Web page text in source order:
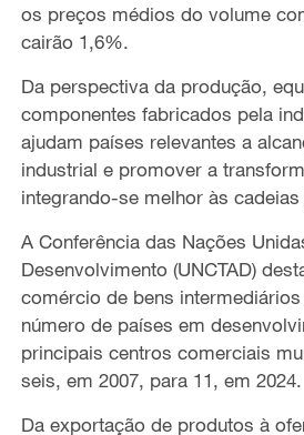
os preços médios do volume
cairão 1,6%.
Da perspectiva da produção,
componentes fabricados pela
ajudam países relevantes a
industrial e promover a
integrando-se melhor às
A Conferência das Nações
Desenvolvimento (UNCTAD)
comércio de bens
número de países em
principais centros comerciais
seis, em 2007, para 11, em 2024.
Da exportação de produtos à